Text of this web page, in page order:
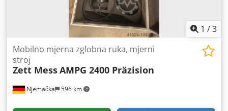
1 /3
Njemačka 596 km
Mobilno mjerna zglobna ruka, mjerni
stroj
Zett MessAMPG 2400 Präzision